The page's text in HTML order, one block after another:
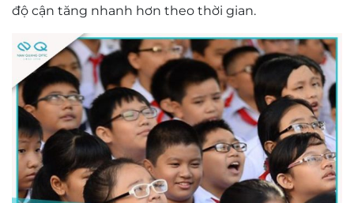
độ cận tăng nhanh hơn theo thời gian.